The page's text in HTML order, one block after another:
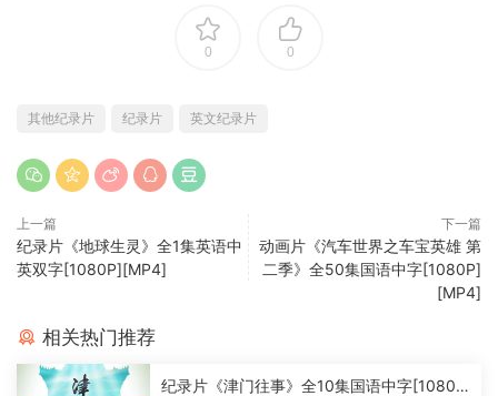
0 0
其他纪录片 纪录片 英文纪录片
上一篇
纪录片《地球生灵》全1集英语中
英双字[1080P][MP4]
下一篇
动画片《汽车世界之车宝英雄 第
二季》全50集国语中字[1080P]
[MP4]
相关热门推荐
纪录片《津门往事》全10集国语中字[1080